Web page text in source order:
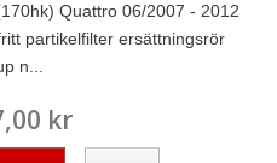
Quattro 06/2007 - 2012
partikelfilter ersättningsrör
n...
kr